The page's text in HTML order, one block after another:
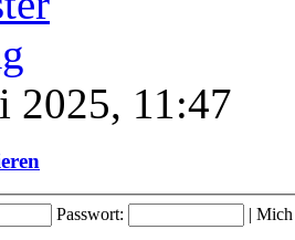
2025, 11:47
Passwort: | Mich